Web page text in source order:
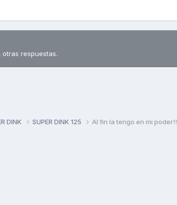
respuestas.
DINK SUPER DINK 125 Al fin la tengo en mi poder!!